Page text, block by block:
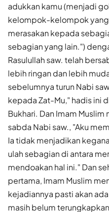
adukkan kamu (menjadi
kelompok-kelompok
merasakan kepada
sebagian yang lain.")
Rasulullah saw. telah
lebih ringan dan lebih
sebelumnya turun Nabi
kepada Zat-Mu," hadis ini
Bukhari. Dan Imam
sabda Nabi saw., "Aku
Ia tidak menjadikan
ulah sebagian di antara
mendoakan hal ini." Dan
pertama, Imam Muslim
kejadiannya pasti akan
masih belum